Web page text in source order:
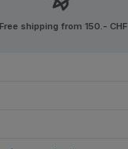
Free shipping from 150.- CHF